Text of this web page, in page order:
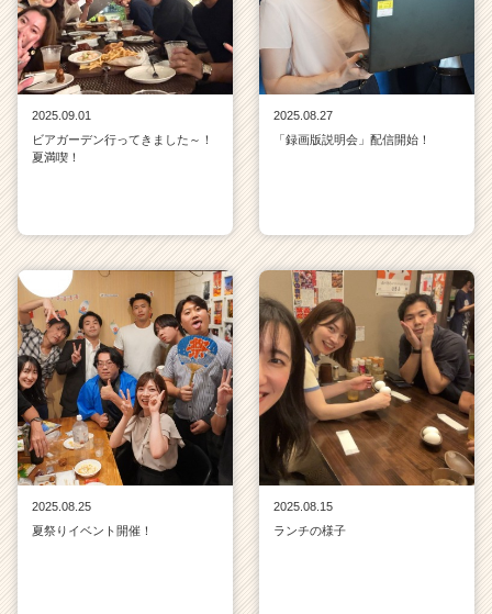
2025.09.01
ビアガーデン行ってきました～！
夏満喫！
2025.08.27
「録画版説明会」配信開始！
2025.08.25
夏祭りイベント開催！
2025.08.15
ランチの様子